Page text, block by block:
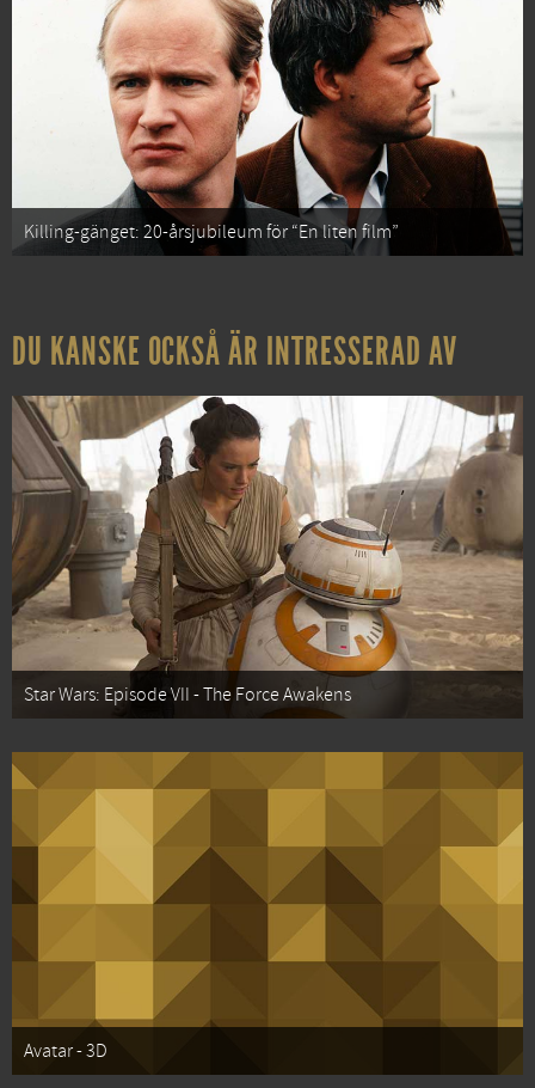
Killing-gänget: 20-årsjubileum för “En liten film”
DU KANSKE OCKSÅ ÄR INTRESSERAD AV
Star Wars: Episode VII - The Force Awakens
Avatar - 3D